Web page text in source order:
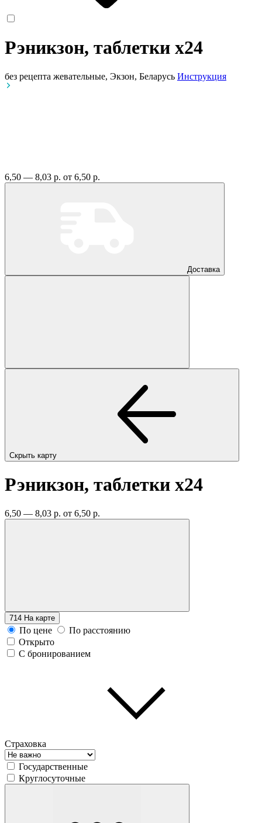
Рэникзон, таблетки x24
без рецепта жевательные, Экзон, Беларусь Инструкция
6,50 — 8,03 р. от 6,50 р.
Доставка
Скрыть карту
Рэникзон, таблетки x24
6,50 — 8,03 р. от 6,50 р.
714 На карте
По цене
По расстоянию
Открыто
С бронированием
Страховка
Государственные
Круглосуточные